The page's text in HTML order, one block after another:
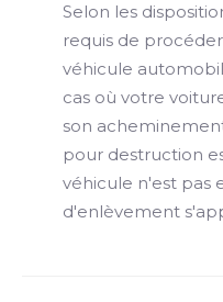
Selon les
requis de
véhicule
cas où votre
son
pour destruction
véhicule n'est pas
d'enlèvement